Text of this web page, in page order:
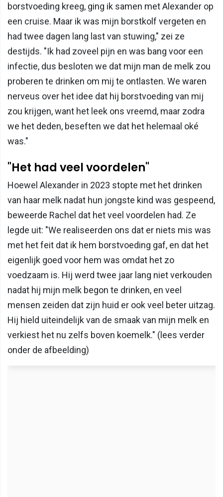
borstvoeding kreeg, ging ik samen met Alexander op
een cruise. Maar ik was mijn borstkolf vergeten en
had twee dagen lang last van stuwing," zei ze
destijds. "Ik had zoveel pijn en was bang voor een
infectie, dus besloten we dat mijn man de melk zou
proberen te drinken om mij te ontlasten. We waren
nerveus over het idee dat hij borstvoeding van mij
zou krijgen, want het leek ons vreemd, maar zodra
we het deden, beseften we dat het helemaal oké
was."
"Het had veel voordelen"
Hoewel Alexander in 2023 stopte met het drinken
van haar melk nadat hun jongste kind was gespeend,
beweerde Rachel dat het veel voordelen had. Ze
legde uit: "We realiseerden ons dat er niets mis was
met het feit dat ik hem borstvoeding gaf, en dat het
eigenlijk goed voor hem was omdat het zo
voedzaam is. Hij werd twee jaar lang niet verkouden
nadat hij mijn melk begon te drinken, en veel
mensen zeiden dat zijn huid er ook veel beter uitzag.
Hij hield uiteindelijk van de smaak van mijn melk en
verkiest het nu zelfs boven koemelk." (lees verder
onder de afbeelding)